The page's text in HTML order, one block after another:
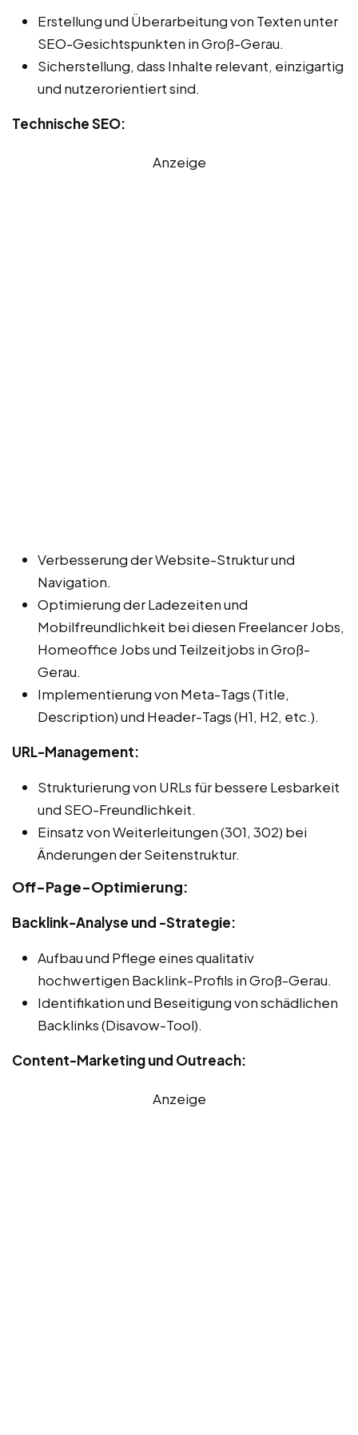
Erstellung und Überarbeitung von Texten unter
SEO-Gesichtspunkten in Groß-Gerau.
Sicherstellung, dass Inhalte relevant, einzigartig
und nutzerorientiert sind.
Technische SEO:
Anzeige
Verbesserung der Website-Struktur und
Navigation.
Optimierung der Ladezeiten und
Mobilfreundlichkeit bei diesen Freelancer Jobs,
Homeoffice Jobs und Teilzeitjobs in Groß-
Gerau.
Implementierung von Meta-Tags (Title,
Description) und Header-Tags (H1, H2, etc.).
URL-Management:
Strukturierung von URLs für bessere Lesbarkeit
und SEO-Freundlichkeit.
Einsatz von Weiterleitungen (301, 302) bei
Änderungen der Seitenstruktur.
Off-Page-Optimierung:
Backlink-Analyse und -Strategie:
Aufbau und Pflege eines qualitativ
hochwertigen Backlink-Profils in Groß-Gerau.
Identifikation und Beseitigung von schädlichen
Backlinks (Disavow-Tool).
Content-Marketing und Outreach:
Anzeige